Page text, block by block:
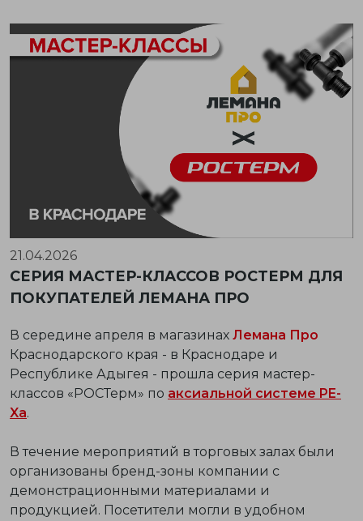
21.04.2026
СЕРИЯ МАСТЕР-КЛАССОВ РОСТЕРМ ДЛЯ
ПОКУПАТЕЛЕЙ ЛЕМАНА ПРО
В середине апреля в магазинах Лемана Про
Краснодарского края - в Краснодаре и
Республике Адыгея - прошла серия мастер-
классов «РОСТерм» по аксиальной системе PE-
Xa.
В течение мероприятий в торговых залах были
организованы бренд-зоны компании с
демонстрационными материалами и
продукцией. Посетители могли в удобном